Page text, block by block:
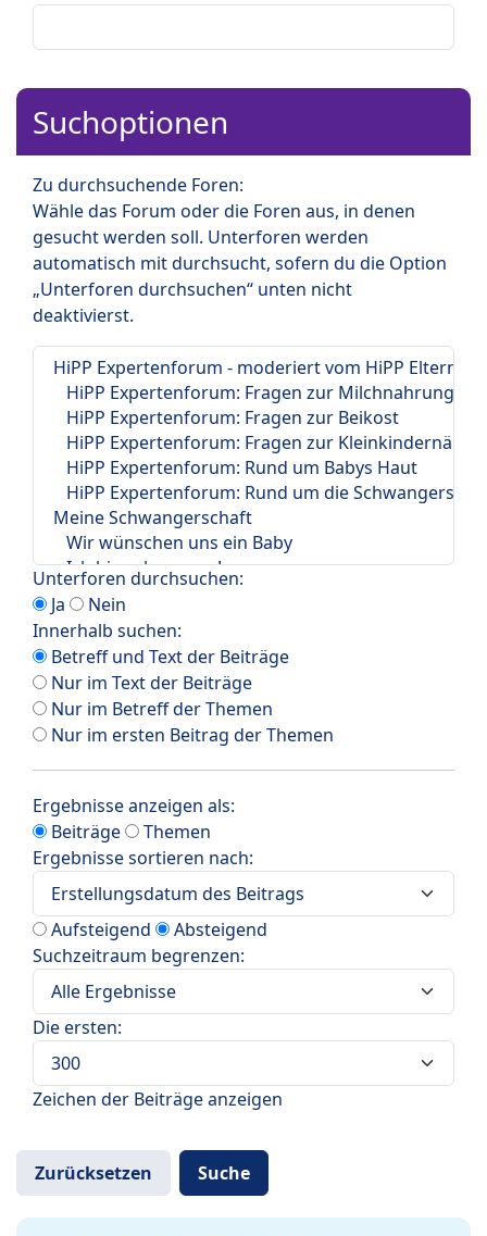
Suchoptionen
Zu durchsuchende Foren:
Wähle das Forum oder die Foren aus, in denen
gesucht werden soll. Unterforen werden
automatisch mit durchsucht, sofern du die Option
„Unterforen durchsuchen“ unten nicht
deaktivierst.
Unterforen durchsuchen:
Ja
Nein
Innerhalb suchen:
Betreff und Text der Beiträge
Nur im Text der Beiträge
Nur im Betreff der Themen
Nur im ersten Beitrag der Themen
Ergebnisse anzeigen als:
Beiträge
Themen
Ergebnisse sortieren nach:
Aufsteigend
Absteigend
Suchzeitraum begrenzen:
Die ersten:
Zeichen der Beiträge anzeigen